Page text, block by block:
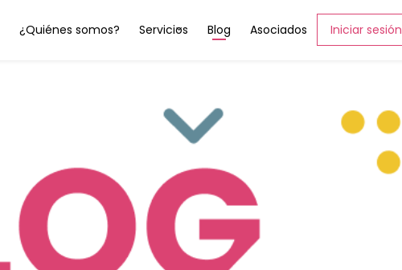
¿Quiénes somos? Servicios Blog Asociados Iniciar sesión